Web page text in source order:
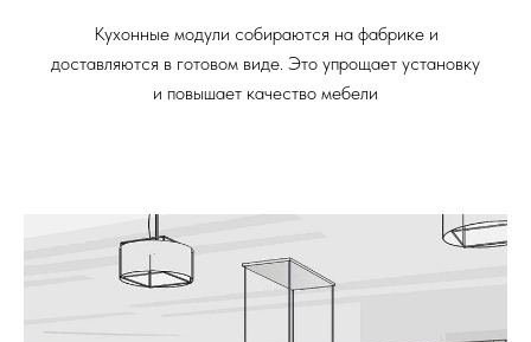
Кухонные модули собираются на фабрике и
доставляются в готовом виде. Это упрощает установку
и повышает качество мебели